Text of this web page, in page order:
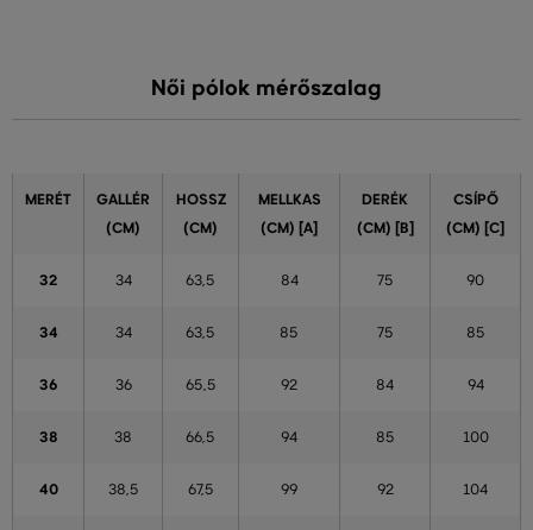
Női pólok mérőszalag
MERÉT
GALLÉR
(CM)
HOSSZ
(CM)
MELLKAS
(CM) [A]
DERÉK
(CM) [B]
CSÍPŐ
(CM) [C]
32 34 63,5 84 75 90
34 34 63,5 85 75 85
36 36 65,5 92 84 94
38 38 66,5 94 85 100
40 38,5 67,5 99 92 104